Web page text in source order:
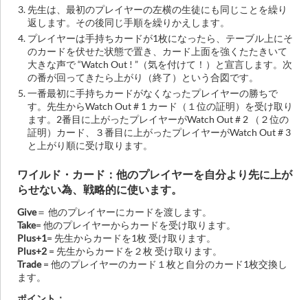
先生は、最初のプレイヤーの左横の生徒にも同じことを繰り
返します。その後同じ手順を繰りかえします。
プレイヤーは手持ちカードが1枚になったら、テーブル上にそ
のカードを伏せた状態で置き、カード上面を強くたたきいて
大きな声で “Watch Out ! ”（気を付けて！）と宣言します。次
の番が回ってきたら上がり（終了）という合図です。
一番最初に手持ちカードがなくなったプレイヤーの勝ちで
す。先生からWatch Out # 1 カード（１位の証明）を受け取り
ます。2番目に上がったプレイヤーがWatch Out # 2 （２位の
証明）カード、３番目に上がったプレイヤーがWatch Out # 3
と上がり順に受け取ります。
ワイルド・カード：他のプレイヤーを自分より先に上が
らせない為、戦略的に使います。
Give＝ 他のプレイヤーにカードを渡します。
Take= 他のプレイヤーからカードを受け取ります。
Plus+1= 先生からカードを1枚 受け取ります。
Plus+2= 先生からカードを２枚 受け取ります。
Trade= 他のプレイヤーのカード１枚と自分のカード1枚交換し
ます。